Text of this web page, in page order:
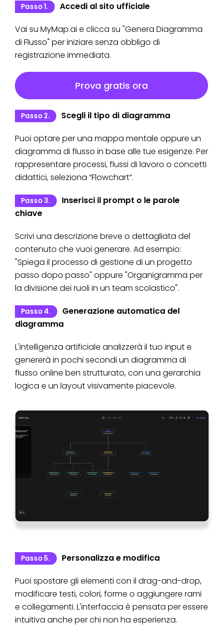
Passo 1.
Accedi al sito ufficiale
Vai su MyMap.ai e clicca su "Genera Diagramma
di Flusso" per iniziare senza obbligo di
registrazione immediata.
Prova gratis ora
Passo 2.
Scegli il tipo di diagramma
Puoi optare per una mappa mentale oppure un
diagramma di flusso in base alle tue esigenze. Per
rappresentare processi, flussi di lavoro o concetti
didattici, seleziona “Flowchart”.
Passo 3.
Inserisci il prompt o le parole
chiave
Scrivi una descrizione breve o dettagliata del
contenuto che vuoi generare. Ad esempio:
"Spiega il processo di gestione di un progetto
passo dopo passo" oppure "Organigramma per
la divisione dei ruoli in un team scolastico".
Passo 4.
Generazione automatica del
diagramma
L'intelligenza artificiale analizzerà il tuo input e
genererà in pochi secondi un diagramma di
flusso online ben strutturato, con una gerarchia
logica e un layout visivamente piacevole.
Passo 5.
Personalizza e modifica
Puoi spostare gli elementi con il drag-and-drop,
modificare testi, colori, forme o aggiungere rami
e collegamenti. L'interfaccia è pensata per essere
intuitiva anche per chi non ha esperienza.